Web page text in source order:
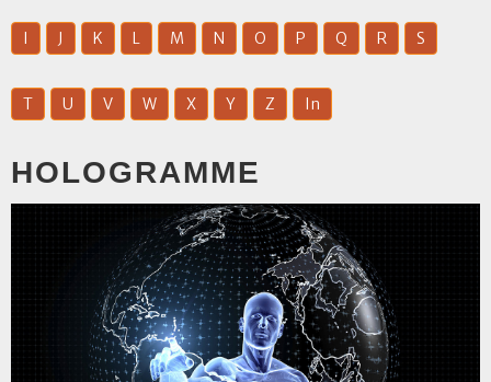
I J K L M N O P Q R S
T U V W X Y Z In
HOLOGRAMME